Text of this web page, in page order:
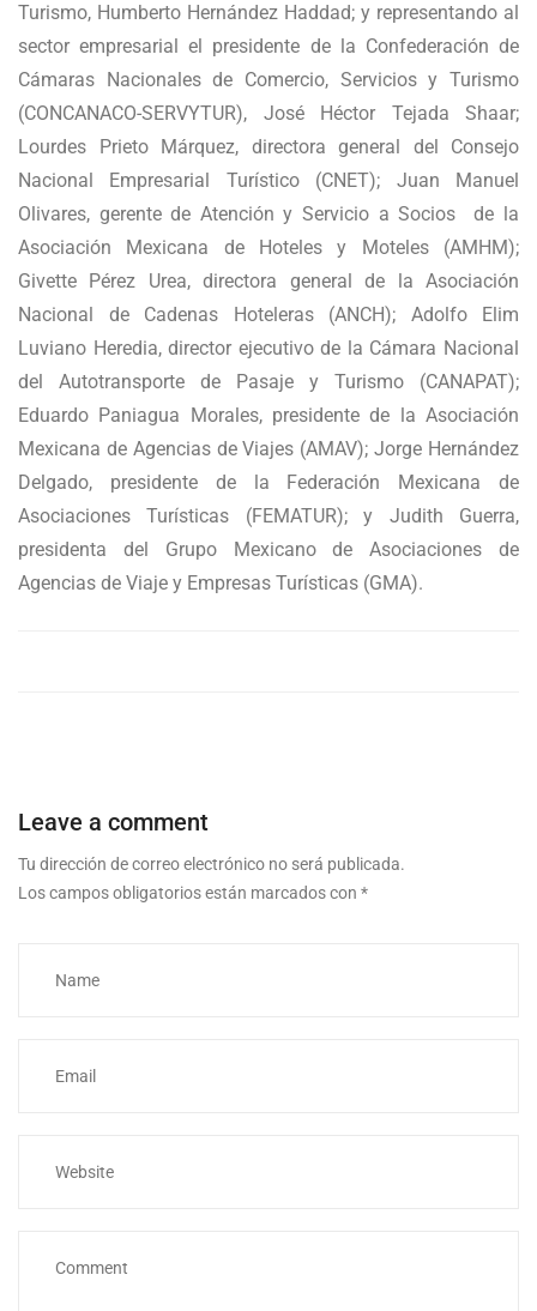
Turismo, Humberto Hernández Haddad; y representando al
sector empresarial el presidente de la Confederación de
Cámaras Nacionales de Comercio, Servicios y Turismo
(CONCANACO-SERVYTUR), José Héctor Tejada Shaar;
Lourdes Prieto Márquez, directora general del Consejo
Nacional Empresarial Turístico (CNET); Juan Manuel
Olivares, gerente de Atención y Servicio a Socios de la
Asociación Mexicana de Hoteles y Moteles (AMHM);
Givette Pérez Urea, directora general de la Asociación
Nacional de Cadenas Hoteleras (ANCH); Adolfo Elim
Luviano Heredia, director ejecutivo de la Cámara Nacional
del Autotransporte de Pasaje y Turismo (CANAPAT);
Eduardo Paniagua Morales, presidente de la Asociación
Mexicana de Agencias de Viajes (AMAV); Jorge Hernández
Delgado, presidente de la Federación Mexicana de
Asociaciones Turísticas (FEMATUR); y Judith Guerra,
presidenta del Grupo Mexicano de Asociaciones de
Agencias de Viaje y Empresas Turísticas (GMA).
Leave a comment
Tu dirección de correo electrónico no será publicada.
Los campos obligatorios están marcados con *